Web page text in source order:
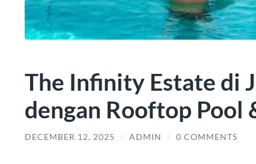
The Infinity Estate di
dengan Rooftop Pool
DECEMBER 12, 2025 / ADMIN / 0 COMMENTS